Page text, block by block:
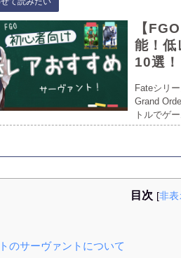
【
能！低
10選！
Fateシリ
Grand
トルでゲ
目次 [非
のサーヴァントについて